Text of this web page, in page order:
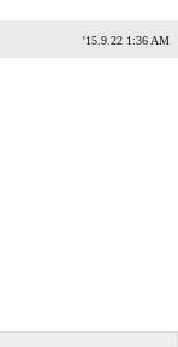
'15.9.22 1:36 AM